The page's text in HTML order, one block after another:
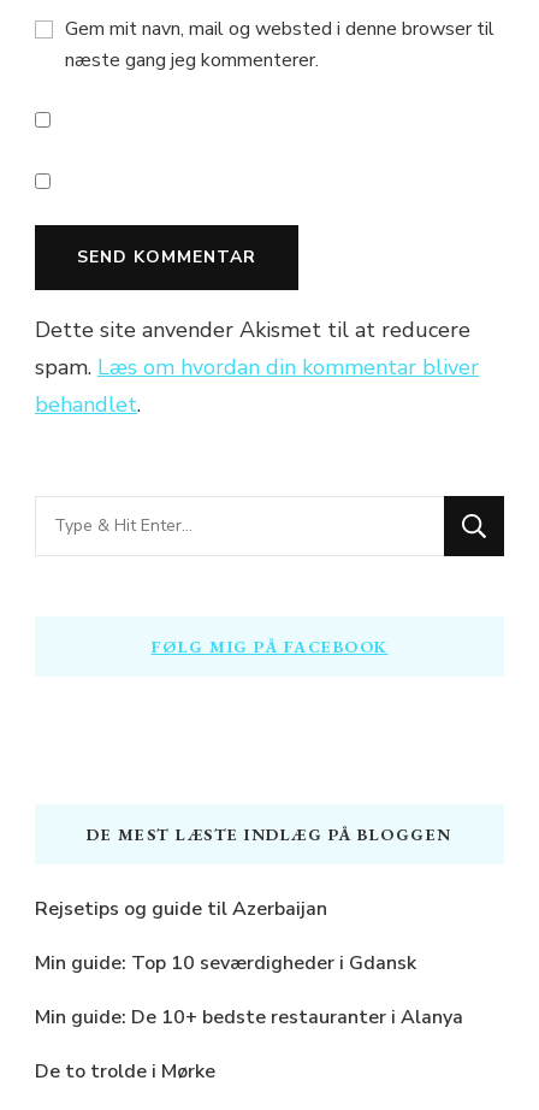
Gem mit navn, mail og websted i denne browser til
næste gang jeg kommenterer.
Dette site anvender Akismet til at reducere
spam. Læs om hvordan din kommentar bliver
behandlet.
Looking
for
FØLG MIG PÅ FACEBOOK
DE MEST LÆSTE INDLÆG PÅ BLOGGEN
Rejsetips og guide til Azerbaijan
Min guide: Top 10 seværdigheder i Gdansk
Min guide: De 10+ bedste restauranter i Alanya
De to trolde i Mørke